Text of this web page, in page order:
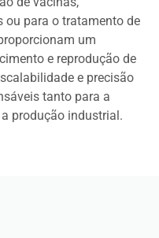
ou para o tratamento de
um
e reprodução de
e precisão
tanto para a
produção industrial.